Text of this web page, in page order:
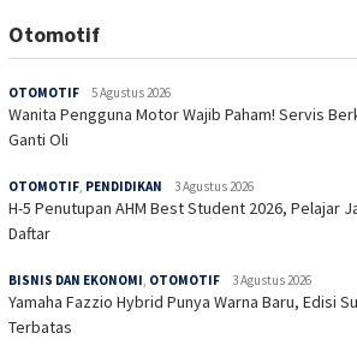
Otomotif
OTOMOTIF 5 Agustus 2026
Wanita Pengguna Motor Wajib Paham! Servis
Ganti Oli
OTOMOTIF PENDIDIKAN 3 Agustus 2026
H-5 Penutupan AHM Best Student 2026, Pelajar
Daftar
BISNIS DAN EKONOMI OTOMOTIF 3 Agustus 2026
Yamaha Fazzio Hybrid Punya Warna Baru, Edisi
Terbatas